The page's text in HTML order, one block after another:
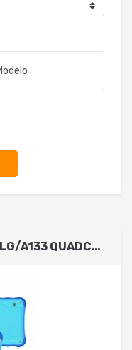
TABLET GHIA TODDLER 7 PULG/A133 QUADCORE/2GB RAM/32GB ROM/2CAM/WIFI/BLUETOOTH/2500MAH/ANDROID 11 GO /AZUL